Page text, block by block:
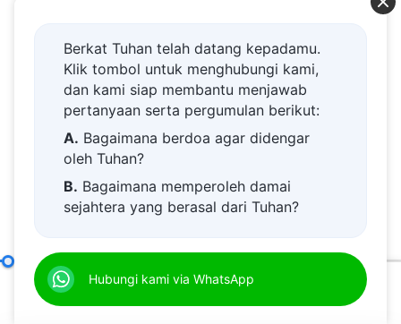
kaitannya dengan mereka, apakah mereka dapat
diampuni dan ditebus, atau apakah mereka
memenuhi syarat untuk menerima penghakiman
dan hajaran Tuhan serta keselamatan-Nya.
Mereka tidak mengetahui semua ini. Karena
mereka tidak menerima jawaban apa pun dan
karena mereka tidak mendapatkan kesimpulan
yang akurat, mereka selalu merasa depresi di
kali mengingat apa yang pernah mereka lakukan,
mereka mengulanginya di pikiran mereka
Berkat Tuhan telah datang kepadamu.
Klik tombol untuk menghubungi kami,
dan kami siap membantu menjawab
pertanyaan serta pergumulan berikut:
A. Bagaimana berdoa agar didengar
oleh Tuhan?
B. Bagaimana memperoleh damai
sejahtera yang berasal dari Tuhan?
D.
dekat kepada Tuhan.
E.Bagaimana menyambut kedatangan
Hubungi kami via WhatsApp
Cara Mengejar Kebenaran (2)Bagian Tiga